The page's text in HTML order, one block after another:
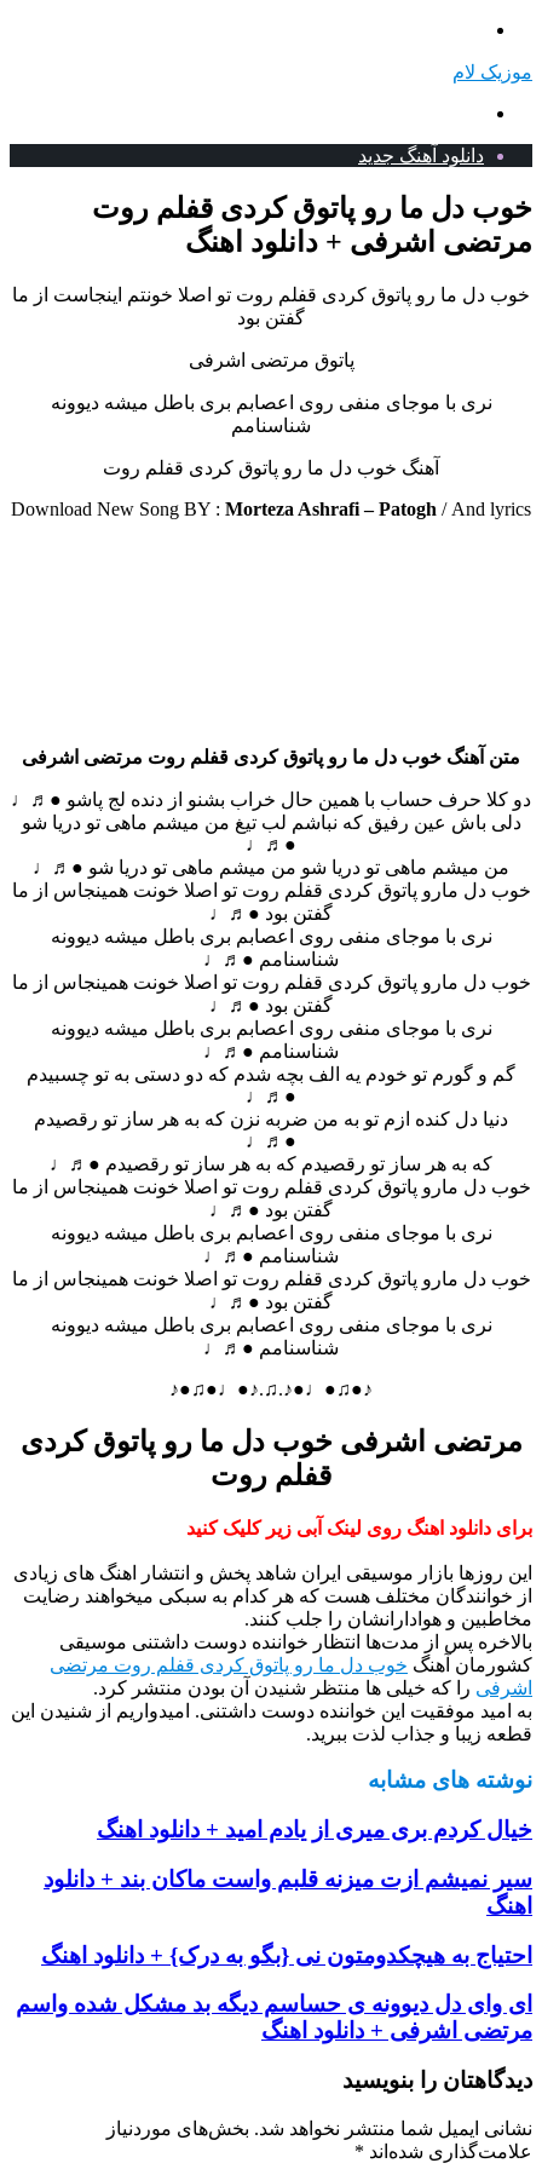
موزیک لام
دانلود آهنگ جدید
خوب دل ما رو پاتوق کردی قفلم روت
مرتضی اشرفی + دانلود اهنگ
خوب دل ما رو پاتوق کردی قفلم روت تو اصلا خونتم اینجاست از ما
گفتن بود
پاتوق مرتضی اشرفی
نری با موجای منفی روی اعصابم بری باطل میشه دیوونه
شناسنامم
آهنگ خوب دل ما رو پاتوق کردی قفلم روت
Download New Song BY : Morteza Ashrafi – Patogh / And lyrics
متن آهنگ خوب دل ما رو پاتوق کردی قفلم روت مرتضی اشرفی
دو کلا حرف حساب با همین حال خراب بشنو از دنده لج پاشو ●♬♩
دلی باش عین رفیق که نباشم لب تیغ من میشم ماهی تو دریا شو
●♬♩
من میشم ماهی تو دریا شو من میشم ماهی تو دریا شو ●♬♩
خوب دل مارو پاتوق کردی قفلم روت تو اصلا خونت همینجاس از ما
گفتن بود ●♬♩
نری با موجای منفی روی اعصابم بری باطل میشه دیوونه
شناسنامم ●♬♩
خوب دل مارو پاتوق کردی قفلم روت تو اصلا خونت همینجاس از ما
گفتن بود ●♬♩
نری با موجای منفی روی اعصابم بری باطل میشه دیوونه
شناسنامم ●♬♩
گم و گورم تو خودم یه الف بچه شدم که دو دستی به تو چسبیدم
●♬♩
دنیا دل کنده ازم تو به من ضربه نزن که به هر ساز تو رقصیدم
●♬♩
که به هر ساز تو رقصیدم که به هر ساز تو رقصیدم ●♬♩
خوب دل مارو پاتوق کردی قفلم روت تو اصلا خونت همینجاس از ما
گفتن بود ●♬♩
نری با موجای منفی روی اعصابم بری باطل میشه دیوونه
شناسنامم ●♬♩
خوب دل مارو پاتوق کردی قفلم روت تو اصلا خونت همینجاس از ما
گفتن بود ●♬♩
نری با موجای منفی روی اعصابم بری باطل میشه دیوونه
شناسنامم ●♬♩
♪●♫●♩●♪.♫.♪●♩●♫●♪
مرتضی اشرفی خوب دل ما رو پاتوق کردی
قفلم روت
برای دانلود اهنگ روی لینک آبی زیر کلیک کنید
این روزها بازار موسیقی ایران شاهد پخش و انتشار اهنگ های زیادی
از خوانندگان مختلف هست که هر کدام به سبکی میخواهند رضایت
مخاطبین و هوادارانشان را جلب کنند.
بالاخره پس از مدت‌ها انتظار خواننده دوست داشتنی موسیقی
کشورمان آهنگ خوب دل ما رو پاتوق کردی قفلم روت مرتضی
اشرفی را که خیلی ها منتظر شنیدن آن بودن منتشر کرد.
به امید موفقیت این خواننده دوست داشتنی. امیدواریم از شنیدن این
قطعه زیبا و جذاب لذت ببرید.
نوشته های مشابه
خیال کردم بری میری از یادم امید + دانلود اهنگ
سیر نمیشم ازت میزنه قلبم واست ماکان بند + دانلود
اهنگ
احتیاج به هیچکدومتون نی {بگو به درک} + دانلود اهنگ
ای وای دل دیوونه ی حساسم دیگه بد مشکل شده واسم
مرتضی اشرفی + دانلود اهنگ
دیدگاهتان را بنویسید
نشانی ایمیل شما منتشر نخواهد شد. بخش‌های موردنیاز
علامت‌گذاری شده‌اند *